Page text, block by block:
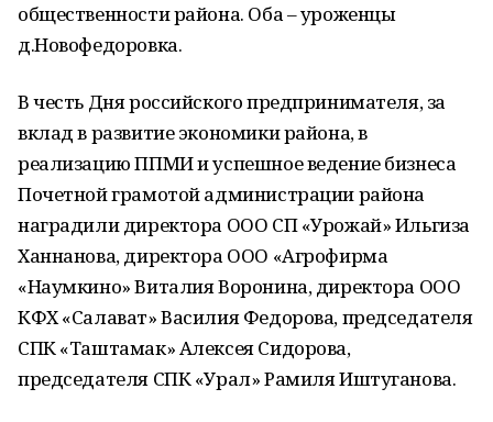
общественности района. Оба – уроженцы
д.Новофедоровка.
В честь Дня российского предпринимателя, за
вклад в развитие экономики района, в
реализацию ППМИ и успешное ведение бизнеса
Почетной грамотой администрации района
наградили директора ООО СП «Урожай» Ильгиза
Ханнанова, директора ООО «Агрофирма
«Наумкино» Виталия Воронина, директора ООО
КФХ «Салават» Василия Федорова, председателя
СПК «Таштамак» Алексея Сидорова,
председателя СПК «Урал» Рамиля Иштуганова.